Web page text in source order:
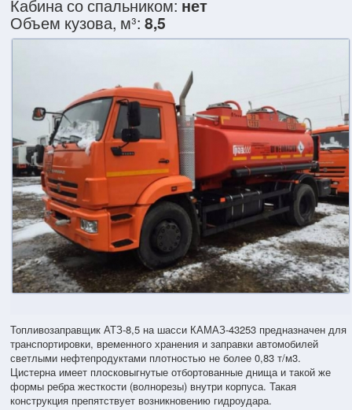
Кабина со спальником: нет
Объем кузова, м³: 8,5
Топливозаправщик АТЗ-8,5 на шасси КАМАЗ-43253 предназначен для
транспортировки, временного хранения и заправки автомобилей
светлыми нефтепродуктами плотностью не более 0,83 т/м3.
Цистерна имеет плосковыгнутые отбортованные днища и такой же
формы ребра жесткости (волнорезы) внутри корпуса. Такая
конструкция препятствует возникновению гидроудара.